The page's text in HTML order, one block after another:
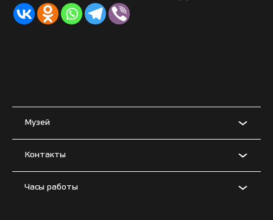
Музей
Контакты
Часы работы